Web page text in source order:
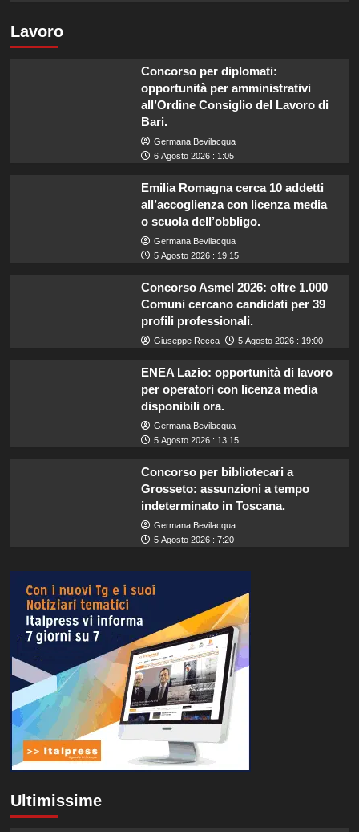
Lavoro
Concorso per diplomati:
opportunità per amministrativi
all’Ordine Consiglio del Lavoro di
Bari.
Germana Bevilacqua
6 Agosto 2026 : 1:05
Emilia Romagna cerca 10 addetti
all’accoglienza con licenza media
o scuola dell’obbligo.
Germana Bevilacqua
5 Agosto 2026 : 19:15
Concorso Asmel 2026: oltre 1.000
Comuni cercano candidati per 39
profili professionali.
Giuseppe Recca 5 Agosto 2026 : 19:00
ENEA Lazio: opportunità di lavoro
per operatori con licenza media
disponibili ora.
Germana Bevilacqua
5 Agosto 2026 : 13:15
Concorso per bibliotecari a
Grosseto: assunzioni a tempo
indeterminato in Toscana.
Germana Bevilacqua
5 Agosto 2026 : 7:20
Ultimissime